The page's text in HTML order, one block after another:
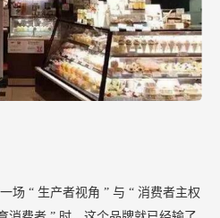
场 “ 生产者视角 ” 与 “ 消费者主权